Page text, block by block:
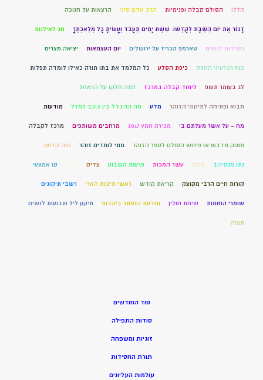
הללו הסולם קבלה ופנימיות הרב אדם סיני הרצאות על חנוכה
זָכוֹר אֶת יוֹם הַשַּׁבָּת לְקַדְּשׁוֹ. שֵׁשֶׁת יָמִים תַּעֲבֹד וְעָשִׂיתָ כָּל מְלַאכְתֶּךָ חג לאילנות
חסידות לנשים טארמפ הכריז על ירושלים יום העצמאות יציאה מצרים
כוח הגרעיני החזק כיפת הסלע כל המלמד את בתו תורה כאילו לומדה תפלות
לג בעומר תשפ לימוד קבלה במרכז למה חלקו על הרמחל
מבוא ופתיחה לתיקוני הזוהר מדע מה ההבדל בין כוכב למזל מודעות
מח – על אשר מעלתם בי מכירת חמץ 2017 מרחבים משותפים מרכז לקבלה
מתוק מדבש או פירוש הסולם לספר הזוהר מתי לומדים זוהר נווה קדשך
נתן מנמירוב סורה עשר המכות פרשת השבוע צדיק קו אמצעי
קורות חיים הרבי מקוצק קריאת קודש ראשי תיבות הארי רשבי תיקונים
שומרי החומות שיחת חולין תודעת הנסתר ביהדות תיקון ליל שבועות לנשים
תצוה
סוד החודשים
סודות התפילה
זוגיות ומשפחה
תורת החסידות
עולמות העליונים